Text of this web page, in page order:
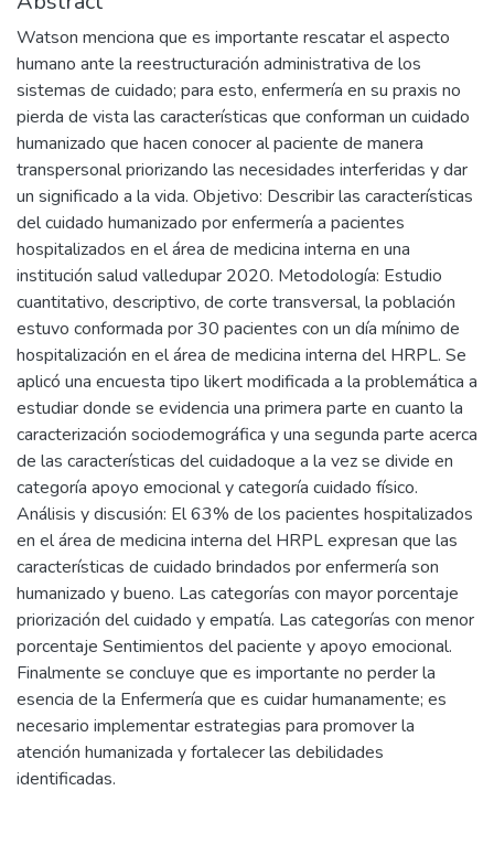
Watson menciona que es importante rescatar el aspecto
humano ante la reestructuración administrativa de los
sistemas de cuidado; para esto, enfermería en su praxis no
pierda de vista las características que conforman un cuidado
humanizado que hacen conocer al paciente de manera
transpersonal priorizando las necesidades interferidas y dar
un significado a la vida. Objetivo: Describir las características
del cuidado humanizado por enfermería a pacientes
hospitalizados en el área de medicina interna en una
institución salud valledupar 2020. Metodología: Estudio
cuantitativo, descriptivo, de corte transversal, la población
estuvo conformada por 30 pacientes con un día mínimo de
hospitalización en el área de medicina interna del HRPL. Se
aplicó una encuesta tipo likert modificada a la problemática a
estudiar donde se evidencia una primera parte en cuanto la
caracterización sociodemográfica y una segunda parte acerca
de las características del cuidadoque a la vez se divide en
categoría apoyo emocional y categoría cuidado físico.
Análisis y discusión: El 63% de los pacientes hospitalizados
en el área de medicina interna del HRPL expresan que las
características de cuidado brindados por enfermería son
humanizado y bueno. Las categorías con mayor porcentaje
priorización del cuidado y empatía. Las categorías con menor
porcentaje Sentimientos del paciente y apoyo emocional.
Finalmente se concluye que es importante no perder la
esencia de la Enfermería que es cuidar humanamente; es
necesario implementar estrategias para promover la
atención humanizada y fortalecer las debilidades
identificadas.